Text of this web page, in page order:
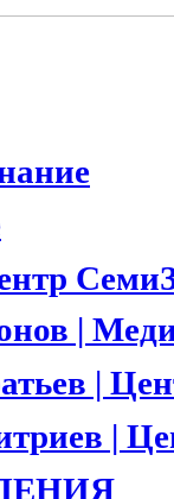
|
|
|